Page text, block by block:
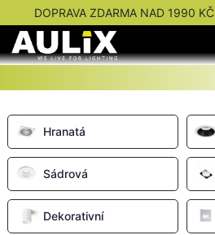
DOPRAVA ZDARMA NAD 1990 KČ
Hranatá
Sádrová
Dekorativní